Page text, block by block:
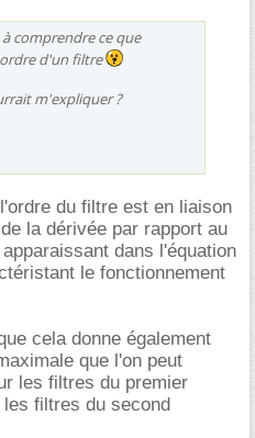
comprendre ce que
d'un filtre
m'expliquer ?
du filtre est en liaison
la dérivée par rapport au
dans l'équation
le fonctionnement
cela donne également
que l'on peut
les filtres du premier
filtres du second